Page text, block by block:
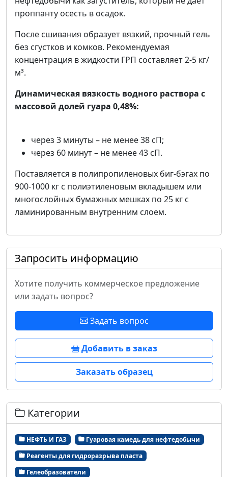
проппанту осесть в осадок.
После сшивания образует вязкий, прочный гель
без сгустков и комков. Рекомендуемая
концентрация в жидкости ГРП составляет 2-5 кг/
м³.
Динамическая вязкость водного раствора с
массовой долей гуара 0,48%:
через 3 минуты – не менее 38 сП;
через 60 минут – не менее 43 сП.
Поставляется в полипропиленовых биг-бэгах по
900-1000 кг с полиэтиленовым вкладышем или
многослойных бумажных мешках по 25 кг с
ламинированным внутренним слоем.
Запросить информацию
Хотите получить коммерческое предложение
или задать вопрос?
Задать вопрос
Добавить в заказ
Заказать образец
Категории
НЕФТЬ И ГАЗ
Гуаровая камедь для нефтедобычи
Реагенты для гидроразрыва пласта
Гелеобразователи